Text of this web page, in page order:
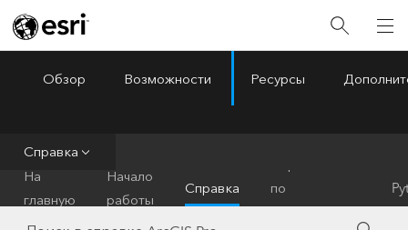
ArcGIS Pro
Обзор Возможности Ресурсы
Справка
На
главную
Начало
работы
Справка
по
инструментам